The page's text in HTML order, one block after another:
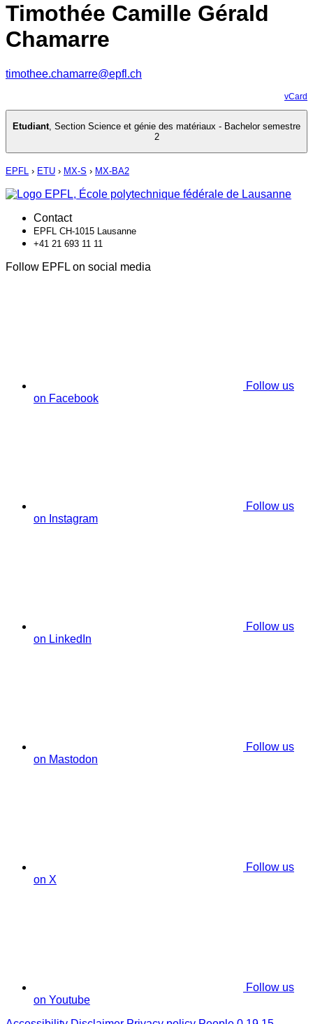
Timothée Camille Gérald
Chamarre
timothee.chamarre@epfl.ch
vCard
Etudiant, Section Science et génie des matériaux - Bachelor semestre
2
EPFL › ETU › MX-S › MX-BA2
Contact
EPFL CH-1015 Lausanne
+41 21 693 11 11
Follow EPFL on social media
Follow us
on Facebook
Follow us
on Instagram
Follow us
on LinkedIn
Follow us
on Mastodon
Follow us
on X
Follow us
on Youtube